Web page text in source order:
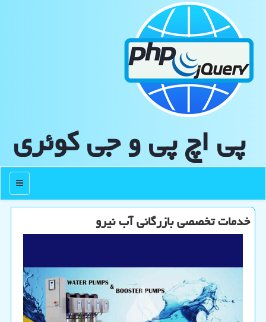
پی اچ پی و جی كوئری
منو
خدمات تخصصی بازرگانی آب نیرو